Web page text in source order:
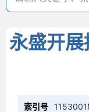
永盛开
索引号